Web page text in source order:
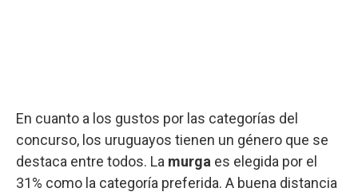
En cuanto a los gustos por las categorías del
concurso, los uruguayos tienen un género que se
destaca entre todos. La murga es elegida por el
31% como la categoría preferida. A buena distancia